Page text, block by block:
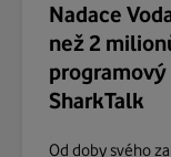
Nadace
než 2
programový
SharkTalk
Od doby svého